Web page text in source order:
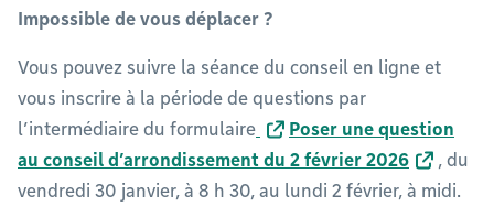
Impossible de vous déplacer ?
Vous pouvez suivre la séance du conseil en ligne et
vous inscrire à la période de questions par
l’intermédiaire du formulaire
Poser une question
au conseil d’arrondissement du 2 février 2026
, du
vendredi 30 janvier, à 8 h 30, au lundi 2 février, à midi.